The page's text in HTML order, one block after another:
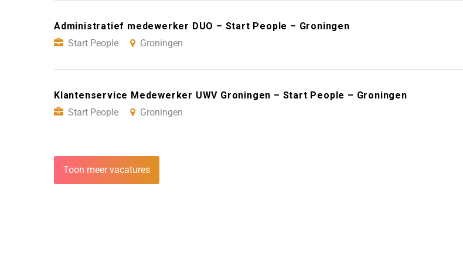
Administratief medewerker DUO – Start People – Groningen
Start People
Groningen
Klantenservice Medewerker UWV Groningen – Start People – Groningen
Start People
Groningen
Toon meer vacatures